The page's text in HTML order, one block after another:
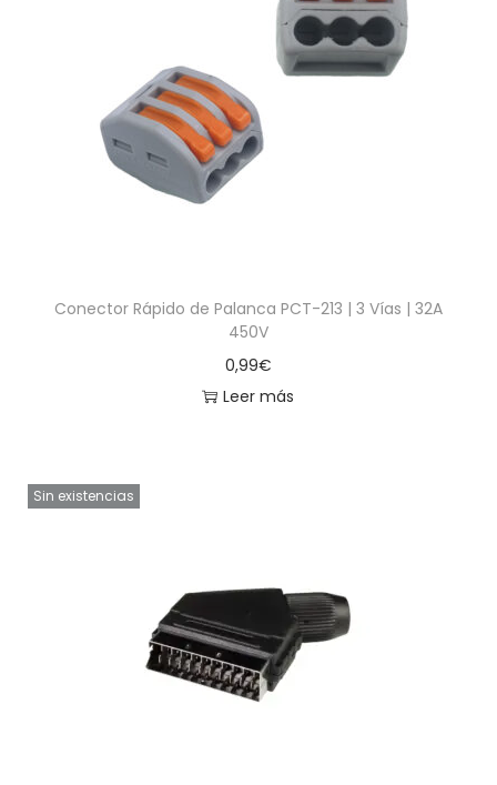
Conector Rápido de Palanca PCT-213 | 3 Vías | 32A
450V
0,99€
Leer más
Sin existencias